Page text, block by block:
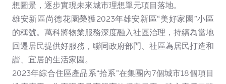
想圖景，逐步實現未來城市理想單元項目落地。
雄安新區尚德花園榮獲2023年雄安新區“美好家園”小區
的稱號。萬科將物業服務深度融入社區治理，持續為當地
回遷居民提供好服務，聯同政府部門、社區為居民打造和
諧、宜居的生活家園。
2023年綜合住區產品系“拾系”在集團內7個城市18個項目